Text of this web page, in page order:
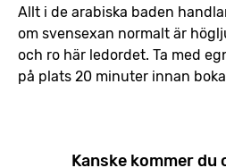
Allt i de arabiska baden
om svensexan normalt är
och ro här ledordet. Ta med
på plats 20 minuter innan
Kanske kommer du